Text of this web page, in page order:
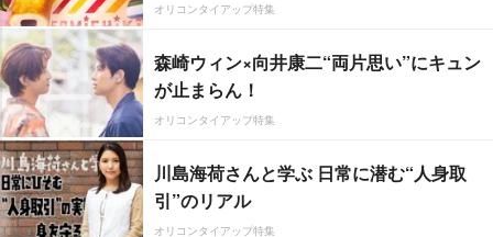
オリコンタイアップ特集
森崎ウィン×向井康二“両片思い”にキュン
が止まらん！
オリコンタイアップ特集
川島海荷さんと学ぶ 日常に潜む“人身取
引”のリアル
オリコンタイアップ特集